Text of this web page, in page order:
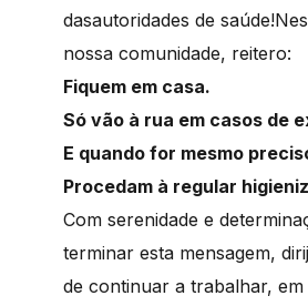
dasautoridades de
nossa comunidade, reitero:
Fiquem em casa.
Só vão à rua em casos de
E quando for mesmo
Procedam à regular
Com serenidade e
terminar esta mensagem,
de continuar a trabalhar,